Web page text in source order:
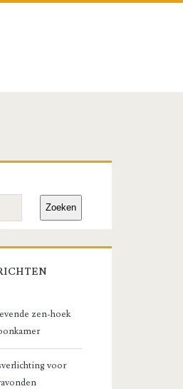
Zoeken
zen-hoek
voor